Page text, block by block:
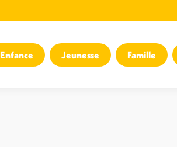
Enfance Jeunesse Famille